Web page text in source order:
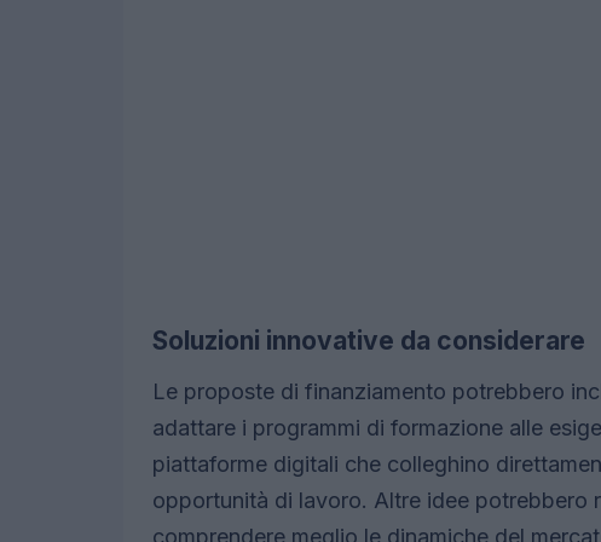
Soluzioni innovative da considerare
Le proposte di finanziamento potrebbero
adattare i programmi di formazione alle
piattaforme digitali che colleghino
opportunità di lavoro. Altre idee potrebbero